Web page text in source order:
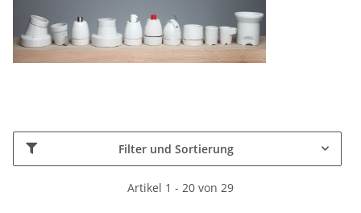
Filter und Sortierung
Artikel 1 - 20 von 29